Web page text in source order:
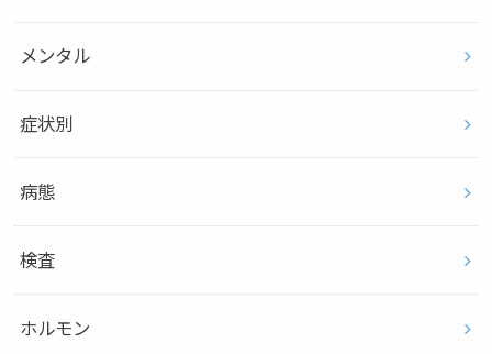
メンタル
症状別
病態
検査
ホルモン